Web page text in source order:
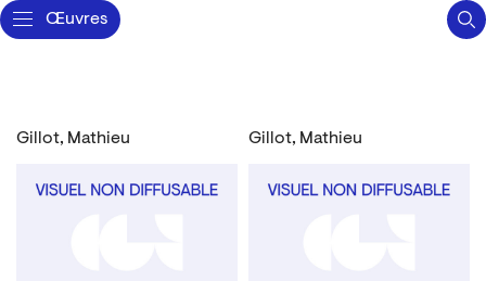
Œuvres
Gillot, Mathieu Gillot, Mathieu